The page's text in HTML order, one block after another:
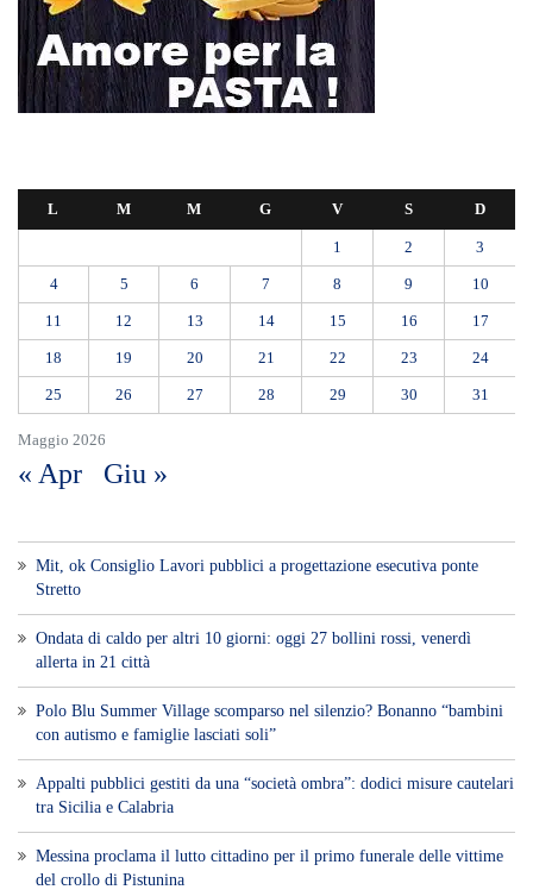
Maggio 2026
L M M G V S D
1 2 3
4 5 6 7 8 9 10
11 12 13 14 15 16 17
18 19 20 21 22 23 24
25 26 27 28 29 30 31
« Apr Giu »
Mit, ok Consiglio Lavori pubblici a progettazione esecutiva ponte
Stretto
Ondata di caldo per altri 10 giorni: oggi 27 bollini rossi, venerdì
allerta in 21 città
Polo Blu Summer Village scomparso nel silenzio? Bonanno “bambini
con autismo e famiglie lasciati soli”
Appalti pubblici gestiti da una “società ombra”: dodici misure cautelari
tra Sicilia e Calabria
Messina proclama il lutto cittadino per il primo funerale delle vittime
del crollo di Pistunina